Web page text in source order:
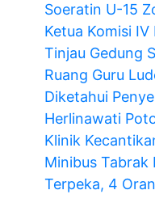
Soeratin U-15
Ketua Komisi
Tinjau Gedung
Ruang Guru
Diketahui
Herlinawati
Klinik
Minibus Tabrak
Terpeka, 4